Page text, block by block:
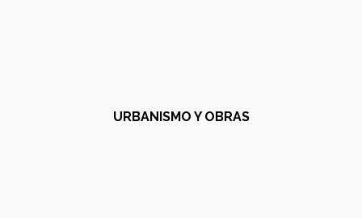
URBANISMO Y OBRAS